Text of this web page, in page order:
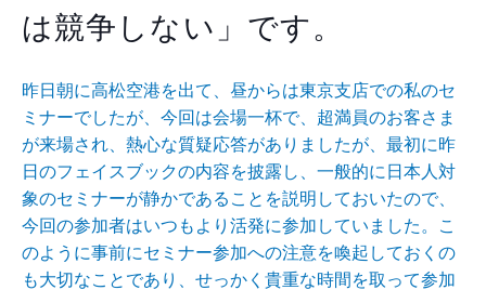
は競争しない」です。
昨日朝に高松空港を出て、昼からは東京支店での私のセ
ミ ナーでしたが、今回は会場一杯で、超満員のお客さま
が来場され、熱心な質疑応答がありましたが、最初に昨
日のフ ェイスブックの内容を披露し、一般的に日本人対
象のセミ ナーが静かであることを説明しておいたので、
今回の参加者はいつもより活発に参加していました。こ
のように事前にセミナー参加への注意を喚起しておくの
も大切なことであり、せっかく貴重な時間を取って参加